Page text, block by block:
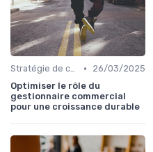
Stratégie de croissance B2B •
26/03/2025
Optimiser le rôle du
gestionnaire commercial
pour une croissance durable